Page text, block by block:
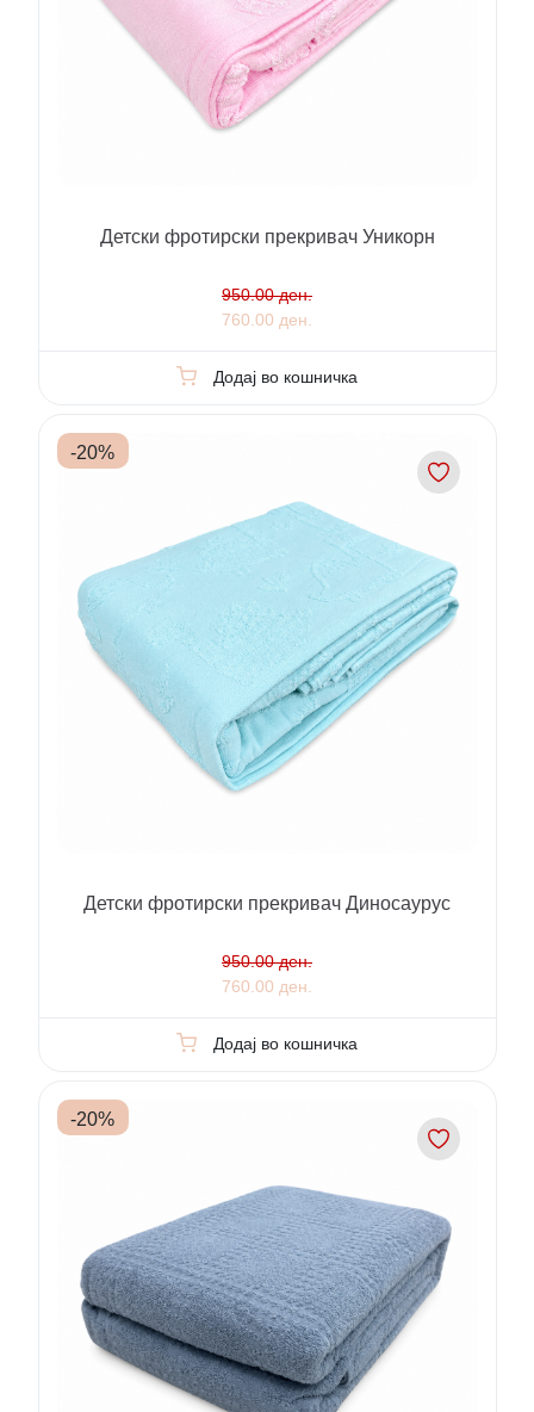
Детски фротирски прекривач Уникорн
950.00 ден.
760.00 ден.
Додај во кошничка
-20%
Детски фротирски прекривач Диносаурус
950.00 ден.
760.00 ден.
Додај во кошничка
-20%